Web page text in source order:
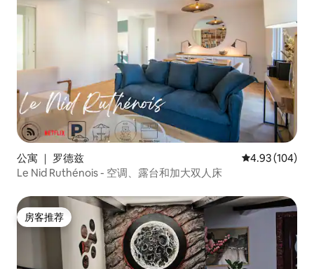
公寓 ｜ 罗德兹 平均评分 4.93
4.93 (104)
Le Nid Ruthénois - 空调、露台和加大双人床
房客推荐
房客推荐